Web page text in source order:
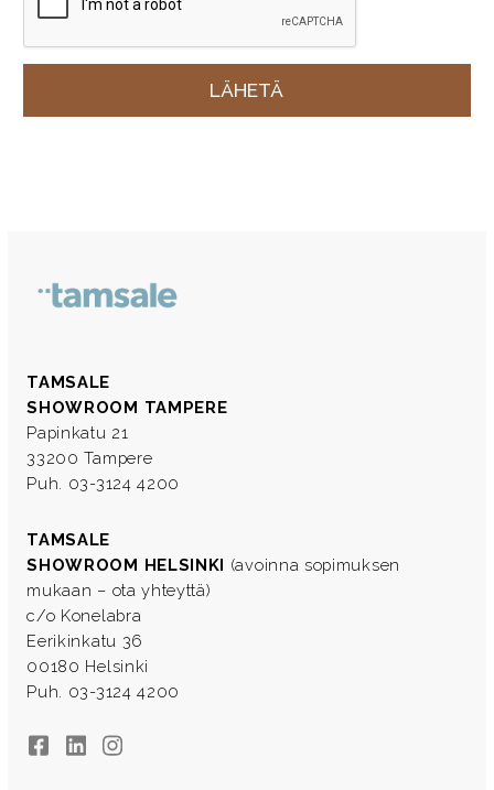
TAMSALE
SHOWROOM TAMPERE
Papinkatu 21
33200 Tampere
Puh. 03-3124 4200
TAMSALE
SHOWROOM HELSINKI (avoinna sopimuksen
mukaan – ota yhteyttä)
c/o Konelabra
Eerikinkatu 36
00180 Helsinki
Puh. 03-3124 4200
FacebookLinkedInInstagram